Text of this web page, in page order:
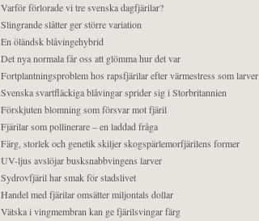
Varför förlorade vi tre svenska dagfjärilar?
Slingrande slåtter ger större variation
En öländsk blåvingehybrid
Det nya normala får oss att glömma hur det var
Fortplantningsproblem hos rapsfjärilar efter värmestress som larver
Svenska svartfläckiga blåvingar sprider sig i Storbritannien
Förskjuten blomning som försvar mot fjäril
Fjärilar som pollinerare – en laddad fråga
Färg, storlek och genetik skiljer skogspärlemorfjärilens former
UV-ljus avslöjar busksnabbvingens larver
Sydrovfjäril har smak för stadslivet
Handel med fjärilar omsätter miljontals dollar
Vätska i vingmembran kan ge fjärilsvingar färg